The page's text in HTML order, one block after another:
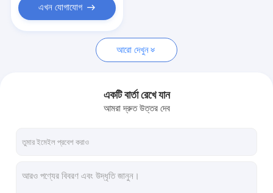
এখন যোগাযোগ
আরো দেখুন
একটি বার্তা রেখে যান
আমরা দ্রুত উত্তর দেব